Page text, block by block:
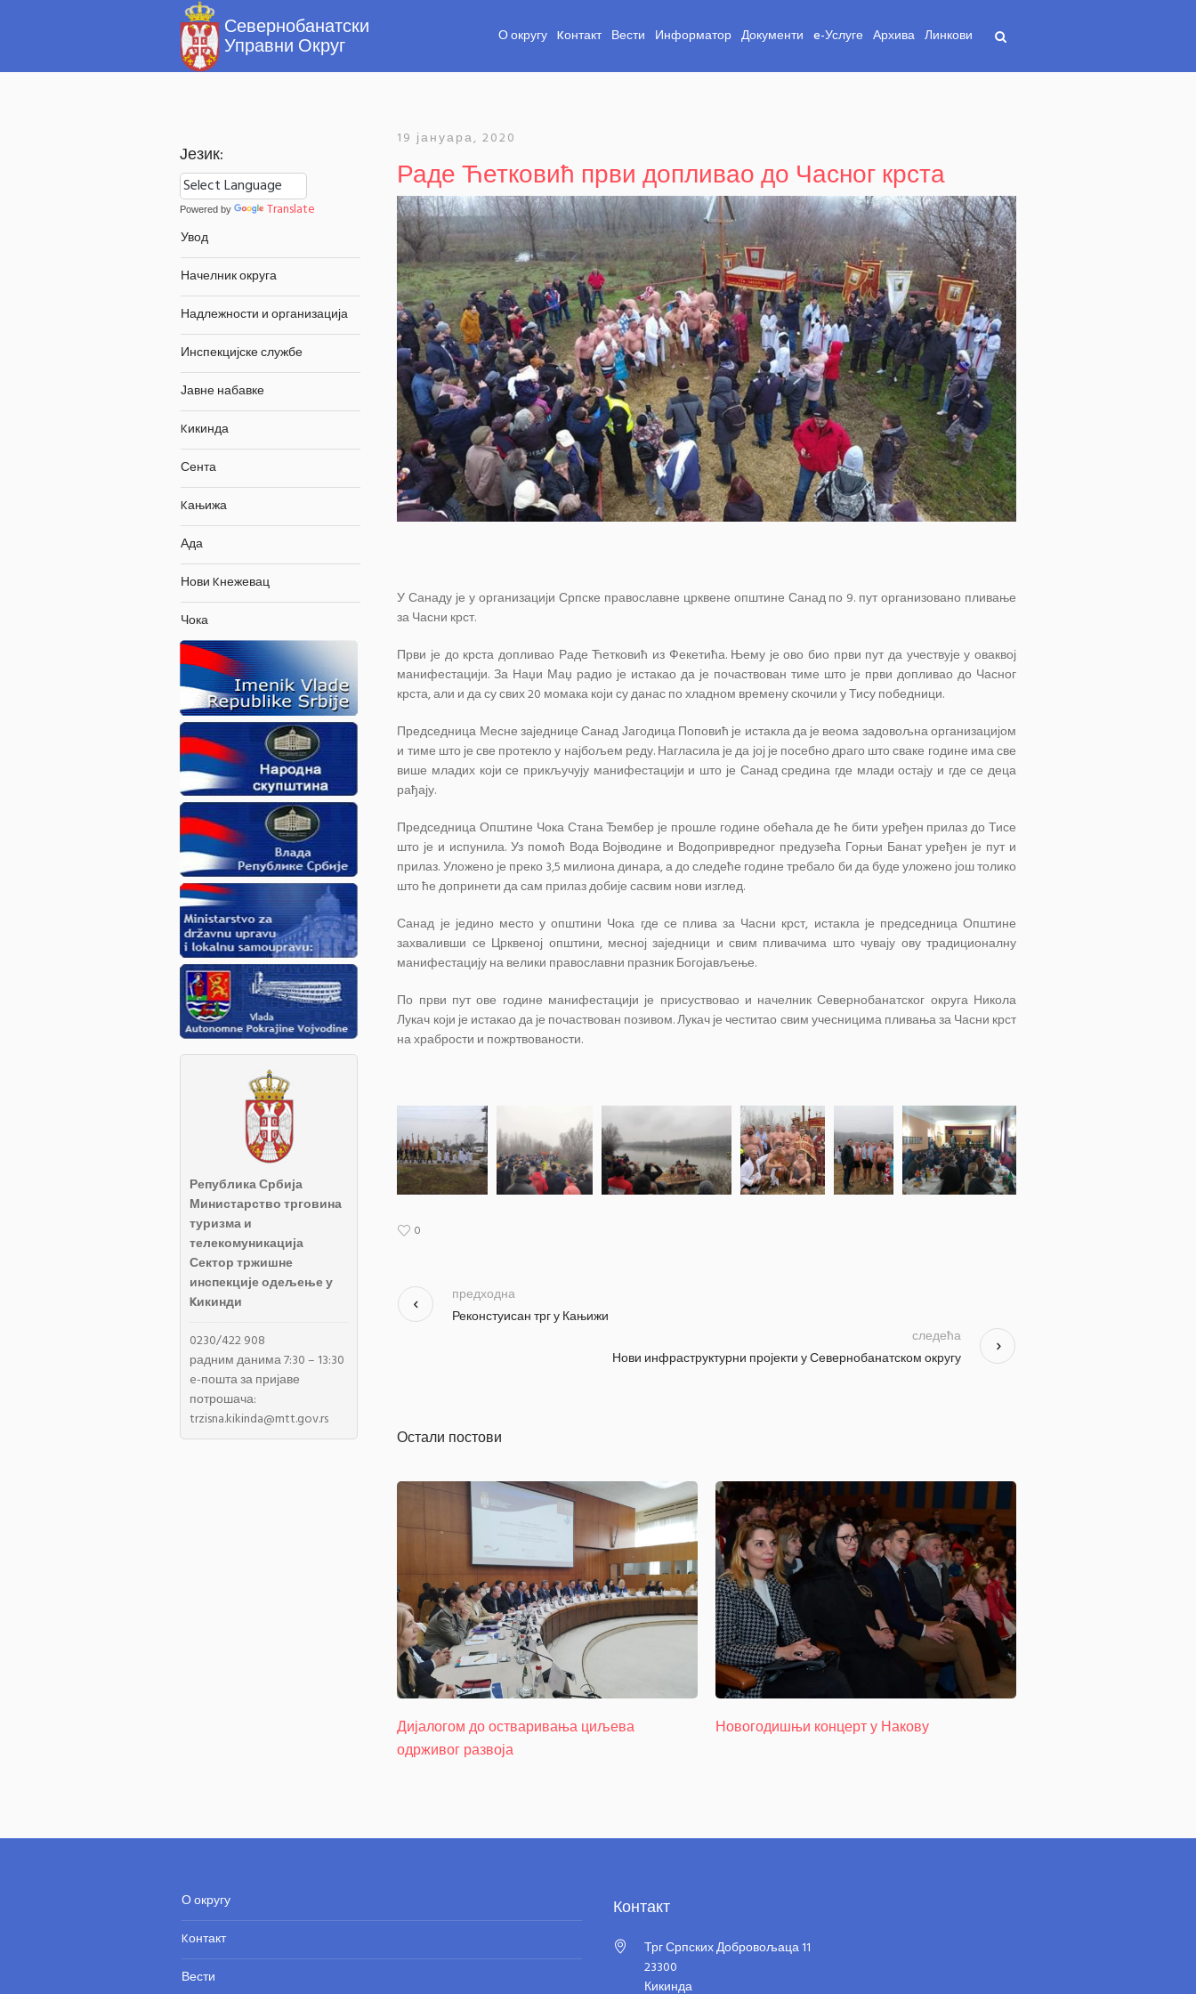
О округу Kонтакт Вести Информатор Документи e-Услуге Архива Линкови
19 јануара, 2020
Раде Ћетковић први допливао до Часног крста
У Санаду је у организацији Српске православне црквене општине Санад по 9. пут организовано пливање
за Часни крст.
Први је до крста допливао Раде Ћетковић из Фекетића. Њему је ово био први пут да учествује у оваквој
манифестацији. За Наџи Маџ радио је истакао да је почаствован тиме што је први допливао до Часног
крста, али и да су свих 20 момака који су данас по хладном времену скочили у Тису победници.
Председница Месне заједнице Санад Јагодица Поповић је истакла да је веома задовољна организацијом
и тиме што је све протекло у најбољем реду. Нагласила је да јој је посебно драго што сваке године има све
више младих који се прикључују манифестацији и што је Санад средина где млади остају и где се деца
рађају.
Председница Општине Чока Стана Ђембер је прошле године обећала де ће бити уређен прилаз до Тисе
што је и испунила. Уз помоћ Вода Војводине и Водопривредног предузећа Горњи Банат уређен је пут и
прилаз. Уложено је преко 3,5 милиона динара, а до следеће године требало би да буде уложено још толико
што ће допринети да сам прилаз добије сасвим нови изглед.
Санад је једино место у општини Чока где се плива за Часни крст, истакла је председница Општине
захваливши се Црквеној општини, месној заједници и свим пливачима што чувају ову традиционалну
манифестацију на велики православни празник Богојављење.
По први пут ове године манифестацији је присуствовао и начелник Севернобанатског округа Никола
Лукач који је истакао да је почаствован позивом. Лукач је честитао свим учесницима пливања за Часни крст
на храбрости и пожртвованости.
0
Реконстуисан трг у Кањижи
предходна
Нови инфраструктурни пројекти у Севернобанатском округу
следећа
Остали постови
Дијалогом до остваривања циљева
одрживог развоја
Новогодишњи концерт у Накову
Језик:
Powered by
Translate
Увод
Начелник округа
Надлежности и организација
Инспекцијске службе
Јавне набавке
Kикинда
Сента
Kањижа
Ада
Нови Kнежевац
Чока
Република Србија
Министарство трговина
туризма и
телекомуникација
Сектор тржишне
инспекције одељење у
Kикинди
0230/422 908
радним данима 7:30 – 13:30
e-пошта за пријаве
потрошача:
trzisna.kikinda@mtt.gov.rs
О округу
Kонтакт
Вести
Контакт
Трг Српских Добровољаца 11
23300
Кикинда